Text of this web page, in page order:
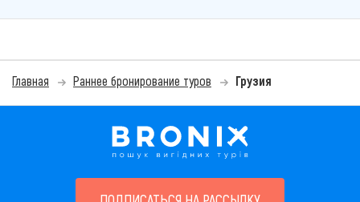
Главная Раннее бронирование туров Грузия